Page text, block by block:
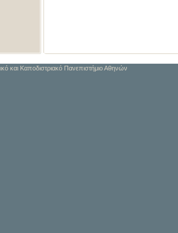
και Καποδιστριακό Πανεπιστήμιο Αθηνών